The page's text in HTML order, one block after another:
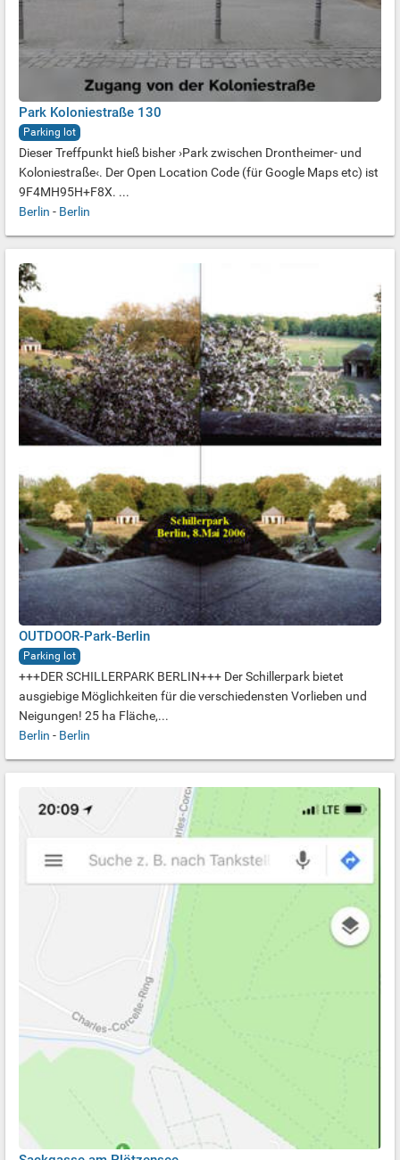
Park Koloniestraße 130
Parking lot
Dieser Treffpunkt hieß bisher ›Park zwischen Drontheimer- und
Koloniestraße‹. Der Open Location Code (für Google Maps etc) ist
9F4MH95H+F8X. ...
Berlin - Berlin
OUTDOOR-Park-Berlin
Parking lot
+++DER SCHILLERPARK BERLIN+++ Der Schillerpark bietet
ausgiebige Möglichkeiten für die verschiedensten Vorlieben und
Neigungen! 25 ha Fläche,...
Berlin - Berlin